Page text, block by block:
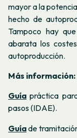
mayor a la
hecho de
Tampoco hay
abarata los
autoproducción.
Más información:
Guía práctica
pasos (IDAE).
Guíade